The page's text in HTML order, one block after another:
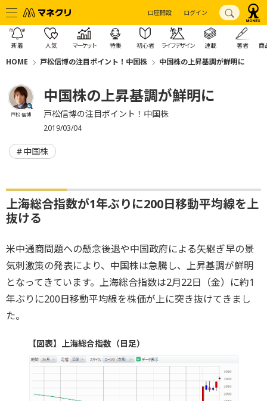
口座開設 ログイン
新着 人気 マーケット 特集 初心者 ライフデザイン 連載 著者 商
HOME 戸松信博の注目ポイント！中国株 中国株の上昇基調が鮮明に
戸松 信博
中国株の上昇基調が鮮明に
戸松信博の注目ポイント！中国株
2019/03/04
中国株
上海総合指数が1年ぶりに200日移動平均線を上
抜ける
米中通商問題への懸念後退や中国政府による矢継ぎ早の景
気刺激策の発表により、中国株は急騰し、上昇基調が鮮明
となってきています。上海総合指数は2月22日（金）に約1
年ぶりに200日移動平均線を株価が上に突き抜けてきまし
た。
【図表】上海総合指数（日足）